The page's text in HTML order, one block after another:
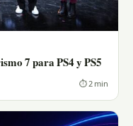
7 para PS4 y PS5
⏱ 2 min